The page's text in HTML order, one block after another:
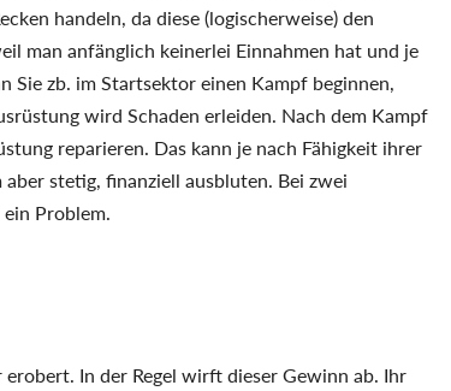
handeln, da diese (logischerweise) den
man anfänglich keinerlei Einnahmen hat und je
Sie zb. im Startsektor einen Kampf beginnen,
wird Schaden erleiden. Nach dem Kampf
reparieren. Das kann je nach Fähigkeit ihrer
aber stetig, finanziell ausbluten. Bei zwei
Problem.
In der Regel wirft dieser Gewinn ab. Ihr